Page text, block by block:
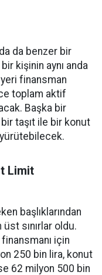
da benzer bir
kişinin aynı anda
yeri finansman
toplam aktif
Başka bir
taşıt ile bir konut
Limit
başlıklarından
sınırlar oldu.
için
250 bin lira, konut
62 milyon 500 bin